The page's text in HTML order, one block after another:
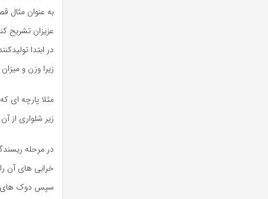
به عنوان مثال
عزیزان تشریح
در ابتدا
زیرا وزن و
مثلا پارچه ای
زیر شلواری از
در مرحله
خرابی های آن
سپس دوک های نخ